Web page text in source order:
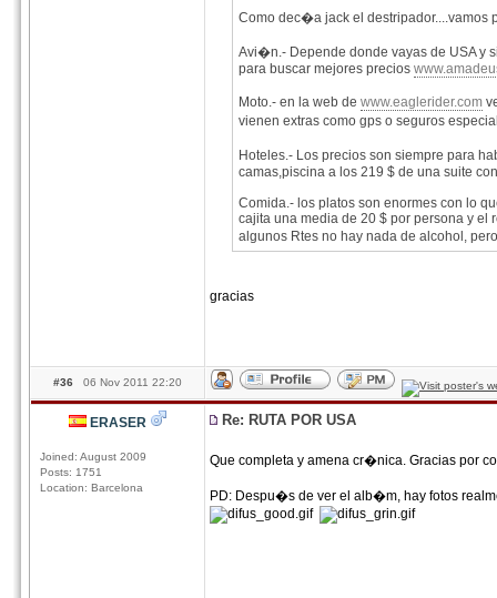
Como dec�a jack el destripador....vamos
Avi�n.- Depende donde vayas de USA y
para buscar mejores precios
Moto.- en la web de www.eaglerider.com
vienen extras como gps o seguros
Hoteles.- Los precios son siempre para
camas,piscina a los 219 $ de una suite
Comida.- los platos son enormes con lo
cajita una media de 20 $ por persona y el
algunos Rtes no hay nada de alcohol,
gracias
#36 06 Nov 2011 22:20
ERASER
Joined: August 2009
Posts: 1751
Location: Barcelona
Re: RUTA POR USA
Que completa y amena cr�nica. Gracias por
PD: Despu�s de ver el alb�m, hay fotos